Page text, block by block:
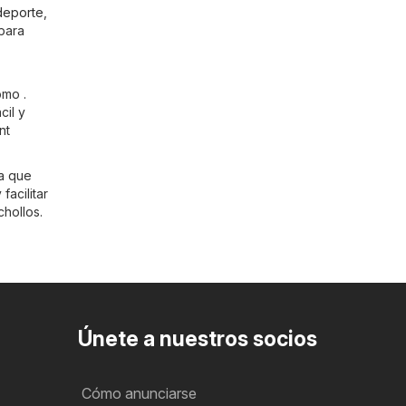
.
y
que
facilitar
Únete a nuestros socios
Cómo anunciarse